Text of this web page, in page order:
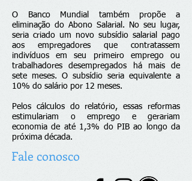
O Banco Mundial também propõe a
eliminação do Abono Salarial. No seu lugar,
seria criado um novo subsídio salarial pago
aos empregadores que contratassem
indivíduos em seu primeiro emprego ou
trabalhadores desempregados há mais de
sete meses. O subsídio seria equivalente a
10% do salário por 12 meses.
Pelos cálculos do relatório, essas reformas
estimulariam o emprego e gerariam
economia de até 1,3% do PIB ao longo da
próxima década.
Fale conosco